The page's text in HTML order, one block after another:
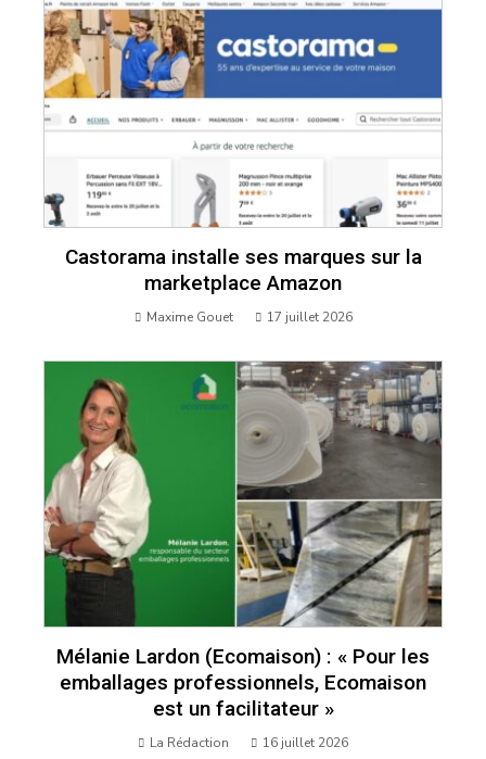
Castorama installe ses marques sur la
marketplace Amazon
Maxime Gouet 17 juillet 2026
Mélanie Lardon (Ecomaison) : « Pour les
emballages professionnels, Ecomaison
est un facilitateur »
La Rédaction 16 juillet 2026